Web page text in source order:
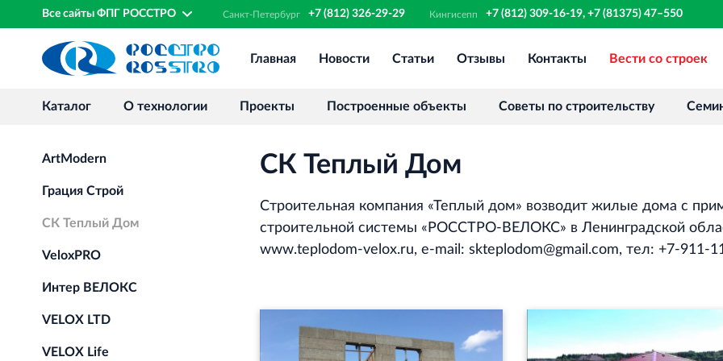
Все сайты ФПГ РОССТРО Санкт‐Петербург +7 (812) 326-29-29 Кингисепп +7 (812) 309-16-19, +7 (81375) 47–550
Финансово‐промышленная группа
Аренда недвижимости в Санкт‐
Научно‐исследовательский институт
Проектный институт по жилищно‐
гражданскому строительству
Главная Новости Статьи Отзывы Контакты Вести со строек
Каталог О технологии Проекты Построенные объекты Советы по строительству
ArtModern
Грация Строй
СК Теплый Дом
VeloxPRO
Интер ВЕЛОКС
VELOX LTD
VELOX Life
СК Теплый Дом
Строительная компания «Теплый дом» возводит жилые дома с
строительной системы «РОССТРО-ВЕЛОКС» в Ленинградской
www.teplodom‐velox.ru, e‐mail: skteplodom@gmail.com, тел: